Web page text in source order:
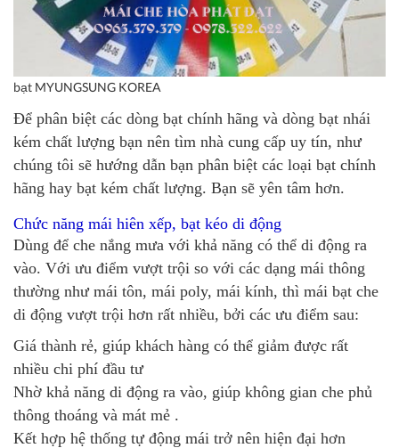
bạt MYUNGSUNG KOREA
Để phân biệt các dòng bạt chính hãng và dòng bạt nhái
kém chất lượng bạn nên tìm nhà cung cấp uy tín, như
chúng tôi sẽ hướng dẫn bạn phân biệt các loại bạt chính
hãng hay bạt kém chất lượng. Bạn sẽ yên tâm hơn.
Chức năng mái hiên xếp, bạt kéo di động
Dùng để che nắng mưa với khả năng có thể di động ra
vào. Với ưu điểm vượt trội so với các dạng mái thông
thường như mái tôn, mái poly, mái kính, thì mái bạt che
di động vượt trội hơn rất nhiều, bởi các ưu điểm sau:
Giá thành rẻ, giúp khách hàng có thể giảm được rất
nhiều chi phí đầu tư
Nhờ khả năng di động ra vào, giúp không gian che phủ
thông thoáng và mát mẻ .
Kết hợp hệ thống tự động mái trở nên hiện đại hơn